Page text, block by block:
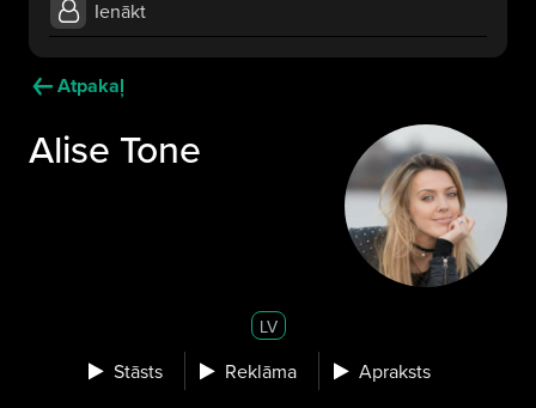
Ienākt
Atpakaļ
Alise Tone
LV
Stāsts Reklāma Apraksts